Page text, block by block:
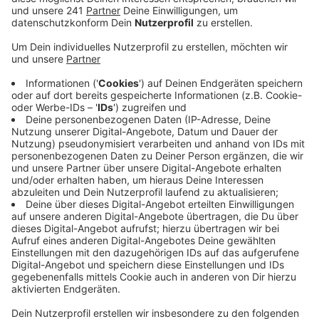
Veröffentlicht:Freitag, 15.03.2024 16:00
Anzeige
Den Unterhalt für die Bücherei kann sich die Stadt
somit nicht mehr leisten. Ein Sprecher der Stadt
bestätigte auf Radio Euskirchen-Nachfrage, dass es
zwar im Ausschuss keinen einstimmigen, aber doch
mehrheitlichen Beschluss gab, die Bücherei Anfang
2026 zu schließen.
Sollte der Rat der Stadt also in der nächsten Woche
dem beschlossenen Haushaltsplan zustimmen, so
wäre, dass das Ende für die städtische Bücherei. Was
dann aus den Räumlichkeiten werden soll, wo die
Bücher hinkommen und ob die „On-Leihe“, also das